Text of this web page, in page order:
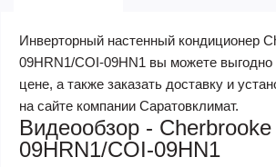
Инверторный настенный кондиционер
09HRN1/COI-09HN1 вы можете выгодно
цене, а также заказать доставку и
на сайте компании Саратовклимат.
Видеообзор -
09HRN1/COI-09HN1